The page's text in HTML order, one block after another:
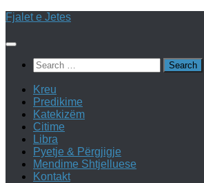
Skip
content
Fjalet e Jetes
Search
for:
Kreu
Predikime
Katekizëm
Citime
Libra
Pyetje & Përgjigje
Mendime Shtjelluese
Kontakt